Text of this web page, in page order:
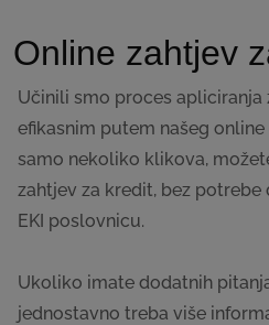
Online zahtjev
Učinili smo proces apliciranja
efikasnim putem našeg
samo nekoliko klikova,
zahtjev za kredit, bez
EKI poslovnicu.
Ukoliko imate dodatnih
jednostavno treba više